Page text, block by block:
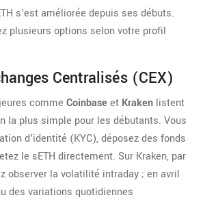
s'est améliorée depuis ses débuts.
plusieurs options selon votre profil
Centralisés (CEX)
comme Coinbaseet Kraken listent
la plus simple pour les débutants. Vous
d'identité (KYC), déposez des fonds
le sETH directement. Sur Kraken, par
observer la volatilité intraday ; en avril
des variations quotidiennes